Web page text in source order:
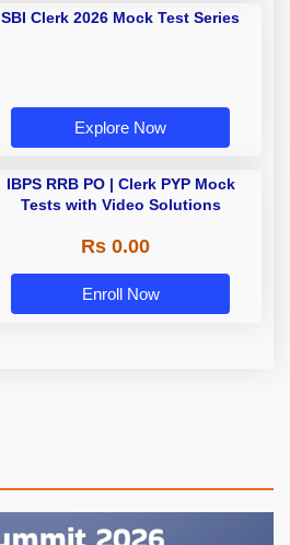
SBI Clerk 2026 Mock Test Series
Explore Now
IBPS RRB PO | Clerk PYP Mock
Tests with Video Solutions
Rs 0.00
Enroll Now